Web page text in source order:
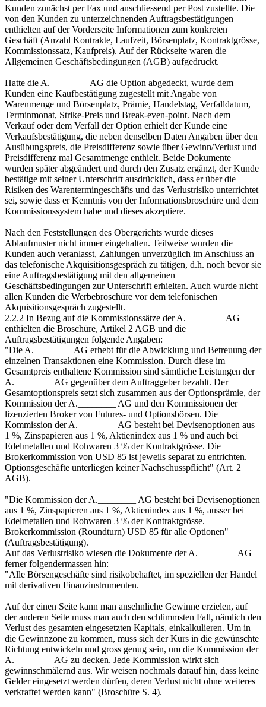
Kunden zunächst per Fax und anschliessend per Post zustellte. Die
von den Kunden zu unterzeichnenden Auftragsbestätigungen
enthielten auf der Vorderseite Informationen zum konkreten
Geschäft (Anzahl Kontrakte, Laufzeit, Börsenplatz, Kontraktgrösse,
Kommissionssatz, Kaufpreis). Auf der Rückseite waren die
Allgemeinen Geschäftsbedingungen (AGB) aufgedruckt.
Hatte die A.________ AG die Option abgedeckt, wurde dem
Kunden eine Kaufbestätigung zugestellt mit Angabe von
Warenmenge und Börsenplatz, Prämie, Handelstag, Verfalldatum,
Terminmonat, Strike-Preis und Break-even-point. Nach dem
Verkauf oder dem Verfall der Option erhielt der Kunde eine
Verkaufsbestätigung, die neben denselben Daten Angaben über den
Ausübungspreis, die Preisdifferenz sowie über Gewinn/Verlust und
Preisdifferenz mal Gesamtmenge enthielt. Beide Dokumente
wurden später abgeändert und durch den Zusatz ergänzt, der Kunde
bestätige mit seiner Unterschrift ausdrücklich, dass er über die
Risiken des Warentermingeschäfts und das Verlustrisiko unterrichtet
sei, sowie dass er Kenntnis von der Informationsbroschüre und dem
Kommissionssystem habe und dieses akzeptiere.
Nach den Feststellungen des Obergerichts wurde dieses
Ablaufmuster nicht immer eingehalten. Teilweise wurden die
Kunden auch veranlasst, Zahlungen unverzüglich im Anschluss an
das telefonische Akquisitionsgespräch zu tätigen, d.h. noch bevor sie
eine Auftragsbestätigung mit den allgemeinen
Geschäftsbedingungen zur Unterschrift erhielten. Auch wurde nicht
allen Kunden die Werbebroschüre vor dem telefonischen
Akquisitionsgespräch zugestellt.
2.2.2 In Bezug auf die Kommissionssätze der A.________ AG
enthielten die Broschüre, Artikel 2 AGB und die
Auftragsbestätigungen folgende Angaben:
"Die A.________ AG erhebt für die Abwicklung und Betreuung der
einzelnen Transaktionen eine Kommission. Durch diese im
Gesamtpreis enthaltene Kommission sind sämtliche Leistungen der
A.________ AG gegenüber dem Auftraggeber bezahlt. Der
Gesamtoptionspreis setzt sich zusammen aus der Optionsprämie, der
Kommission der A.________ AG und den Kommissionen der
lizenzierten Broker von Futures- und Optionsbörsen. Die
Kommission der A.________ AG besteht bei Devisenoptionen aus
1 %, Zinspapieren aus 1 %, Aktienindex aus 1 % und auch bei
Edelmetallen und Rohwaren 3 % der Kontraktgrösse. Die
Brokerkommission von USD 85 ist jeweils separat zu entrichten.
Optionsgeschäfte unterliegen keiner Nachschusspflicht" (Art. 2
AGB).
"Die Kommission der A.________ AG besteht bei Devisenoptionen
aus 1 %, Zinspapieren aus 1 %, Aktienindex aus 1 %, ausser bei
Edelmetallen und Rohwaren 3 % der Kontraktgrösse.
Brokerkommission (Roundturn) USD 85 für alle Optionen"
(Auftragsbestätigung).
Auf das Verlustrisiko wiesen die Dokumente der A.________ AG
ferner folgendermassen hin:
"Alle Börsengeschäfte sind risikobehaftet, im speziellen der Handel
mit derivativen Finanzinstrumenten.
Auf der einen Seite kann man ansehnliche Gewinne erzielen, auf
der anderen Seite muss man auch den schlimmsten Fall, nämlich den
Verlust des gesamten eingesetzten Kapitals, einkalkulieren. Um in
die Gewinnzone zu kommen, muss sich der Kurs in die gewünschte
Richtung entwickeln und gross genug sein, um die Kommission der
A.________ AG zu decken. Jede Kommission wirkt sich
gewinnschmälernd aus. Wir weisen nochmals darauf hin, dass keine
Gelder eingesetzt werden dürfen, deren Verlust nicht ohne weiteres
verkraftet werden kann" (Broschüre S. 4).